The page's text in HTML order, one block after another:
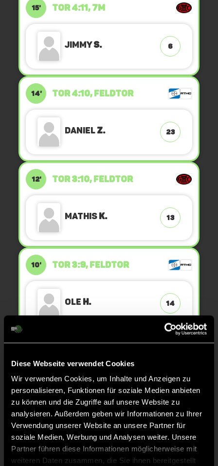
Diese Webseite verwendet Cookies
Wir verwenden Cookies, um Inhalte und Anzeigen zu
personalisieren, Funktionen für soziale Medien anbieten
zu können und die Zugriffe auf unsere Website zu
analysieren. Außerdem geben wir Informationen zu Ihrer
Verwendung unserer Website an unsere Partner für
soziale Medien, Werbung und Analysen weiter. Unsere
Partner führen diese Informationen möglicherweise mit
weiteren Daten zusammen, die Sie ihnen bereitgestellt
15' TOR 4:11, 7M
JimmyS. 6
14' TOR 4:10, FELDTOR
DanielZ. 23
12' TOR 3:10, FELDTOR
MathisK. 13
10' TOR 3:9, FELDTOR
Ole H. 14
MathisK. 13
9' TOR 2:8, FELDTOR